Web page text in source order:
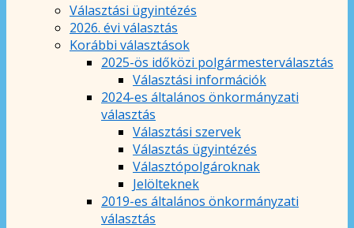
Választási ügyintézés
2026. évi választás
Korábbi választások
2025-ös időközi polgármesterválasztás
Választási információk
2024-es általános önkormányzati
választás
Választási szervek
Választás ügyintézés
Választópolgároknak
Jelölteknek
2019-es általános önkormányzati
választás